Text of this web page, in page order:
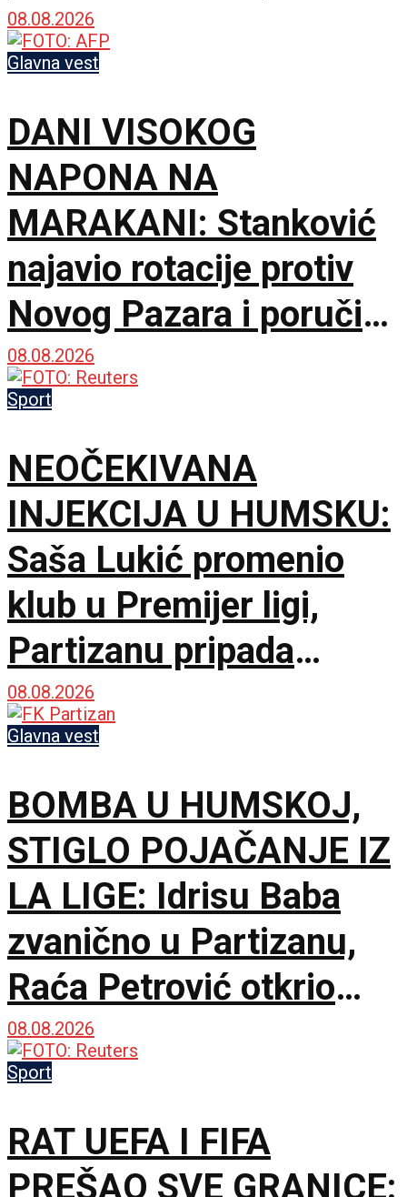
Hetafe!
08.08.2026
Glavna vest
DANI VISOKOG
NAPONA NA
MARAKANI: Stanković
najavio rotacije protiv
Novog Pazara i poručio
– Nije pitanje života i
smrti, ali hoću
maksimum!
08.08.2026
Sport
NEOČEKIVANA
INJEKCIJA U HUMSKU:
Saša Lukić promenio
klub u Premijer ligi,
Partizanu pripada
fantastičnih 300.000
evra!
08.08.2026
Glavna vest
BOMBA U HUMSKOJ,
STIGLO POJAČANJE IZ
LA LIGE: Idrisu Baba
zvanično u Partizanu,
Raća Petrović otkrio
pozadinu pregovora!
08.08.2026
Sport
RAT UEFA I FIFA
PREŠAO SVE GRANICE: